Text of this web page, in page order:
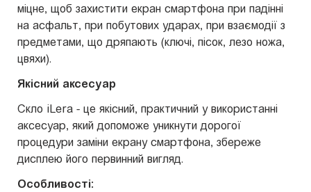
міцне, щоб захистити екран смартфона при падінні
на асфальт, при побутових ударах, при взаємодії з
предметами, що дряпають (ключі, пісок, лезо ножа,
цвяхи).
Якісний аксесуар
Скло iLera - це якісний, практичний у використанні
аксесуар, який допоможе уникнути дорогої
процедури заміни екрану смартфона, збереже
дисплею його первинний вигляд.
Особливості: